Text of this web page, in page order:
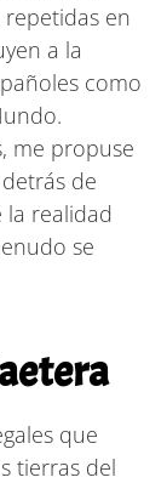
repetidas en
a la
como
me propuse
de
la realidad
se
que
tierras del